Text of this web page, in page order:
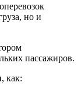
но и
пассажиров.
как: